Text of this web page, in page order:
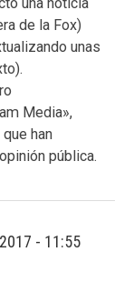
de la Fox)
unas
Media»,
han
pública.
- 11:55